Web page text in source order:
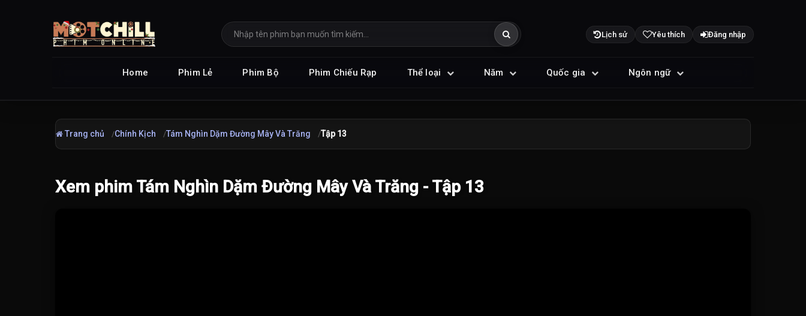
Lịch sử Yêu thích Đăng nhập
Home Phim Lẻ Phim Bộ Phim Chiếu Rạp Thể loại Năm Quốc gia Ngôn ngữ
Trang chủ Chính Kịch Tám Nghìn Dặm Đường Mây Và Trăng Tập 13
Xem phim Tám Nghìn Dặm Đường Mây Và Trăng - Tập 13